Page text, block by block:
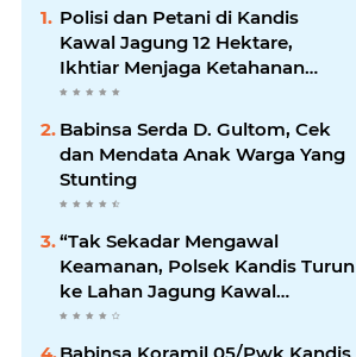
Polisi dan Petani di Kandis
Kawal Jagung 12 Hektare,
Ikhtiar Menjaga Ketahanan
Pangan
Babinsa Serda D. Gultom, Cek
dan Mendata Anak Warga Yang
Stunting
“Tak Sekadar Mengawal
Keamanan, Polsek Kandis Turun
ke Lahan Jagung Kawal
Ketahanan Pangan